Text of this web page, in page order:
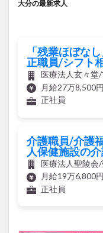
大分の最新求人
「残業ほぼな
正職員/シフト
医療法人玄々堂
月給27万8,500円
正社員
介護職員/介護
人保健施設の
医療法人聖陵会
月給19万6,800
正社員